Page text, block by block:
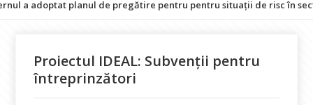
adoptat planul de pregătire pentru pentru situații de risc în
Proiectul IDEAL: Subvenții pentru
întreprinzători